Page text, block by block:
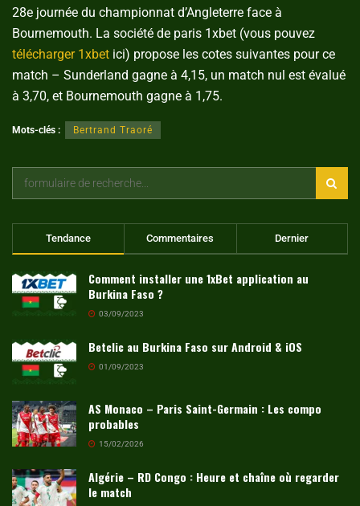
28e journée du championnat d’Angleterre face à
Bournemouth. La société de paris 1xbet (vous pouvez
télécharger 1xbet ici) propose les cotes suivantes pour ce
match – Sunderland gagne à 4,15, un match nul est évalué
à 3,70, et Bournemouth gagne à 1,75.
Mots-clés : Bertrand Traoré
Tendance Commentaires Dernier
Comment installer une 1xBet application au
Burkina Faso ?
03/09/2023
Betclic au Burkina Faso sur Android & iOS
01/09/2023
AS Monaco – Paris Saint-Germain : Les compo
probables
15/02/2026
Algérie – RD Congo : Heure et chaîne où regarder
le match